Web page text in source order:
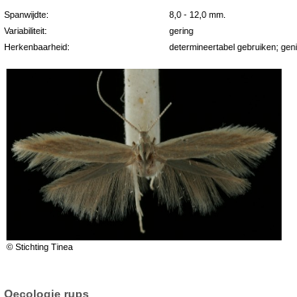
Spanwijdte:
8,0 - 12,0 mm.
Variabiliteit:
gering
Herkenbaarheid:
determineertabel gebruiken;
© Stichting Tinea
Oecologie rups